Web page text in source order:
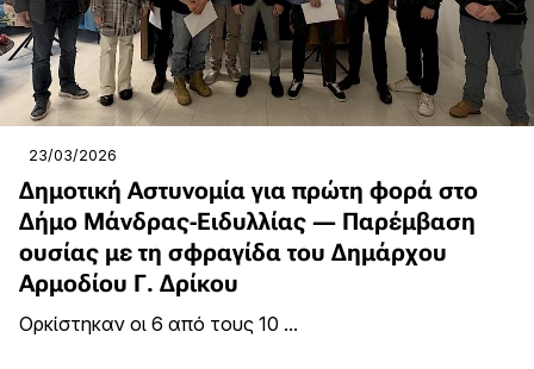
23/03/2026
Δημοτική Αστυνομία για πρώτη φορά στο
Δήμο Μάνδρας-Ειδυλλίας — Παρέμβαση
ουσίας με τη σφραγίδα του Δημάρχου
Αρμοδίου Γ. Δρίκου
Ορκίστηκαν οι 6 από τους 10 ...